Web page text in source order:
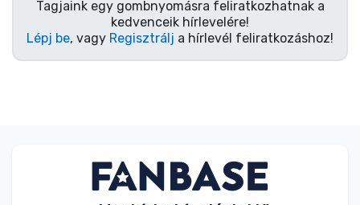
Tagjaink egy gombnyomásra feliratkozhatnak a
kedvenceik hírlevelére!
Lépj be, vagy Regisztrálj a hírlevél feliratkozáshoz!